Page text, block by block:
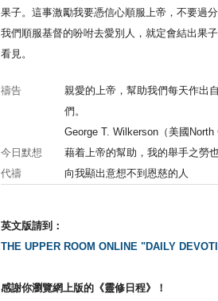
果子。這事激勵我要憑信心順服上帝，不要過
我們順服基督的吩咐去愛別人，就定會結出果
看見。
禱告
親愛的上帝，幫助我們每天作出
們。
George T. Wilkerson（美國North
今日默想
藉着上帝的幫助，我的舉手之勞
代禱
向我顯出意想不到恩慈的人
英文版請到：
THE UPPER ROOM ONLINE "DAILY
感謝你瀏覽網上版的《靈修日程》！